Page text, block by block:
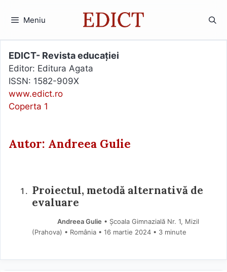
Meniu
EDICT- Revista educației
Editor: Editura Agata
ISSN: 1582-909X
www.edict.ro
Coperta 1
Autor: Andreea Gulie
Proiectul, metodă alternativă de
evaluare
Andreea Gulie • Școala Gimnazială Nr. 1, Mizil
(Prahova) • România
16 martie 2024 • 3 minute